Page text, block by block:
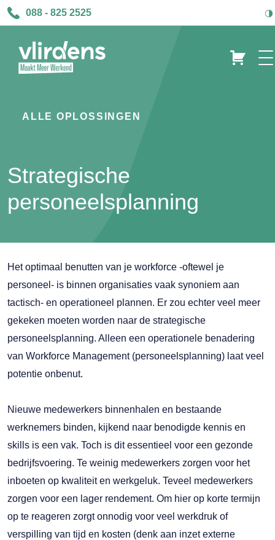
088 - 825 2525
ALLE OPLOSSINGEN
Strategische
personeelsplanning
Het optimaal benutten van je workforce -oftewel je
personeel- is binnen organisaties vaak synoniem aan
tactisch- en operationeel plannen. Er zou echter veel meer
gekeken moeten worden naar de strategische
personeelsplanning. Alleen een operationele benadering
van Workforce Management (personeelsplanning) laat veel
potentie onbenut.
Nieuwe medewerkers binnenhalen en bestaande
werknemers binden, kijkend naar benodigde kennis en
skills is een vak. Toch is dit essentieel voor een gezonde
bedrijfsvoering. Te weinig medewerkers zorgen voor het
inboeten op kwaliteit en werkgeluk. Teveel medewerkers
zorgen voor een lager rendement. Om hier op korte termijn
op te reageren zorgt onnodig voor veel werkdruk of
verspilling van tijd en kosten (denk aan inzet externe